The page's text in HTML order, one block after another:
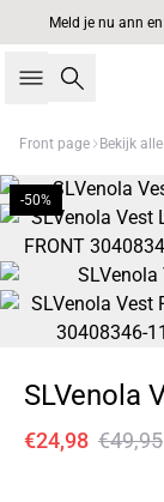
Meld je nu ann
Zoeken
Front page Bekijk
-50%
SLVenola
€24,98 €49,95